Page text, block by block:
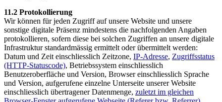
11.2 Protokollierung
Wir können für jeden Zugriff auf unsere Website und unsere
sonstige digitale Präsenz mindestens die nachfolgenden Angaben
protokollieren, sofern diese bei solchen Zugriffen an unsere digitale
Infrastruktur standardmässig ermittelt oder übermittelt werden:
Datum und Zeit einschliesslich Zeitzone, IP-Adresse, Zugriffsstatus
(HTTP-Statuscode), Betriebssystem einschliesslich
Benutzeroberfläche und Version, Browser einschliesslich Sprache
und Version, aufgerufene einzelne Unterseite unserer Website
einschliesslich übertragener Datenmenge, zuletzt im gleichen